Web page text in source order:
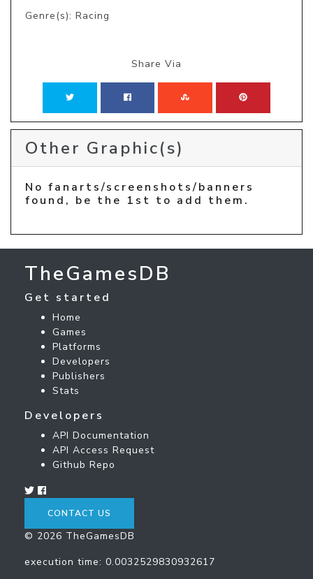
Genre(s): Racing
Share Via
Other Graphic(s)
No fanarts/screenshots/banners
found, be the 1st to add them.
TheGamesDB
Get started
Home
Games
Platforms
Developers
Publishers
Stats
Developers
API Documentation
API Access Request
Github Repo
CONTACT US
© 2026 TheGamesDB
execution time: 0.0032529830932617